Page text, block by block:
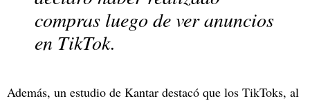
compras luego de ver anuncios
en TikTok.
Además, un estudio de Kantar destacó que los TikToks, al